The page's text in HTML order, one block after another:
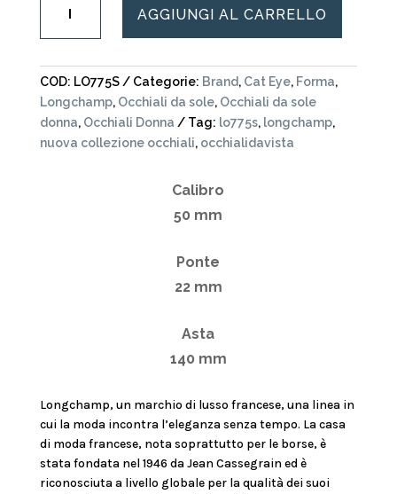
era:
189,00 €.
è:
140,00 €.
LO775S
occhiale
da
sole
quantità
AGGIUNGI AL CARRELLO
COD: LO775S Categorie: Brand, Cat Eye, Forma,
Longchamp, Occhiali da sole, Occhiali da sole
donna, Occhiali Donna Tag: lo775s, longchamp,
nuova collezione occhiali, occhialidavista
Calibro
50 mm
Ponte
22 mm
Asta
140 mm
Longchamp, un marchio di lusso francese, una linea in
cui la moda incontra l’eleganza senza tempo. La casa
di moda francese, nota soprattutto per le borse, è
stata fondata nel 1946 da Jean Cassegrain ed è
riconosciuta a livello globale per la qualità dei suoi